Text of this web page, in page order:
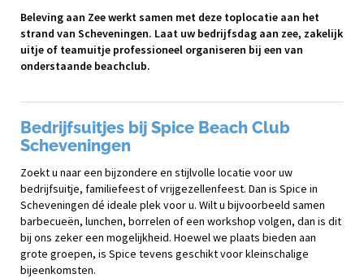
Beleving aan Zee werkt samen met deze toplocatie aan het
strand van Scheveningen. Laat uw bedrijfsdag aan zee, zakelijk
uitje of teamuitje professioneel organiseren bij een van
onderstaande beachclub.
Bedrijfsuitjes bij Spice Beach Club
Scheveningen
Zoekt u naar een bijzondere en stijlvolle locatie voor uw
bedrijfsuitje, familiefeest of vrijgezellenfeest. Dan is Spice in
Scheveningen dé ideale plek voor u. Wilt u bijvoorbeeld samen
barbecueën, lunchen, borrelen of een workshop volgen, dan is dit
bij ons zeker een mogelijkheid. Hoewel we plaats bieden aan
grote groepen, is Spice tevens geschikt voor kleinschalige
bijeenkomsten.